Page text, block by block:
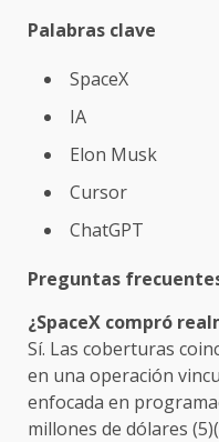
Palabras clave
SpaceX
IA
Elon Musk
Cursor
ChatGPT
Preguntas
¿SpaceX compró
Sí. Las coberturas
en una operación
enfocada en
millones de dólares